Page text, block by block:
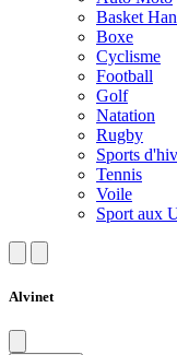
Basket
Boxe
Cyclisme
Football
Golf
Natation
Rugby
Sports
Tennis
Voile
Sport aux
Alvinet